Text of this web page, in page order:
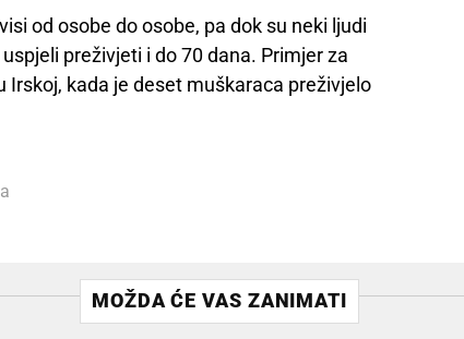
od osobe do osobe, pa dok su neki ljudi
preživjeti i do 70 dana. Primjer za
kada je deset muškaraca preživjelo
MOŽDA ĆE VAS ZANIMATI